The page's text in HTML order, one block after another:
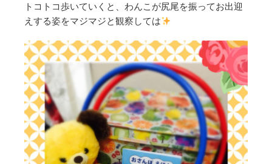
トコトコ歩いていくと、わんこが尻尾を振ってお出迎
えする姿をマジマジと観察しては